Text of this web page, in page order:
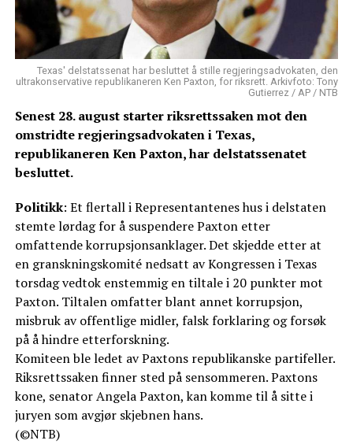
Texas' delstatssenat har besluttet å stille regjeringsadvokaten, den
ultrakonservative republikaneren Ken Paxton, for riksrett. Arkivfoto: Tony
Gutierrez / AP / NTB
Senest 28. august starter riksrettssaken mot den
omstridte regjeringsadvokaten i Texas,
republikaneren Ken Paxton, har delstatssenatet
besluttet.
Politikk: Et flertall i Representantenes hus i delstaten
stemte lørdag for å suspendere Paxton etter
omfattende korrupsjonsanklager. Det skjedde etter at
en granskningskomité nedsatt av Kongressen i Texas
torsdag vedtok enstemmig en tiltale i 20 punkter mot
Paxton. Tiltalen omfatter blant annet korrupsjon,
misbruk av offentlige midler, falsk forklaring og forsøk
på å hindre etterforskning.
Komiteen ble ledet av Paxtons republikanske partifeller.
Riksrettssaken finner sted på sensommeren. Paxtons
kone, senator Angela Paxton, kan komme til å sitte i
juryen som avgjør skjebnen hans.
(©NTB)